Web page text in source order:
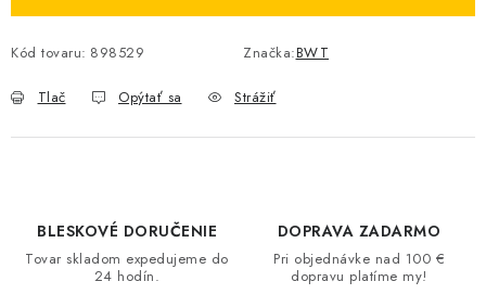
Kód tovaru: 898529 Značka:BWT
Tlač Opýtať sa Strážiť
BLESKOVÉ DORUČENIE
Tovar skladom expedujeme do
24 hodín.
DOPRAVA ZADARMO
Pri objednávke nad 100 €
dopravu platíme my!